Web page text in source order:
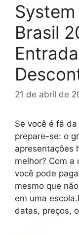
Brasil
21 de abril de
Se você é fã
prepare-se: o
apresentações
melhor? Com
você pode
mesmo que
em uma
datas, preços,